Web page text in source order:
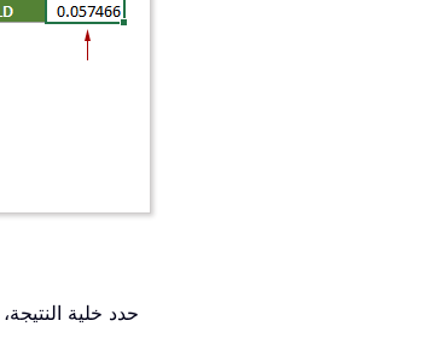
2.1 حدد خلية